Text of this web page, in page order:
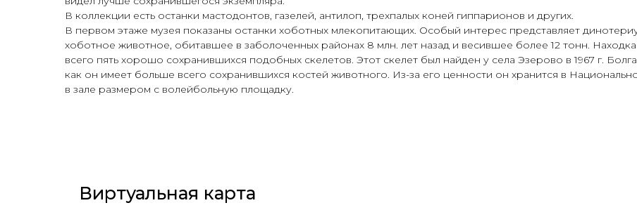
В коллекции есть останки мастодонтов, газелей, антилоп, трехпалых коней гиппарионов и других.
В первом этаже музея показаны останки хоботных млекопитающих. Особый интерес представляет
хоботное животное, обитавшее в заболоченных районах 8 млн. лет назад и весившее более 12 тонн.
всего пять хорошо сохранившихся подобных скелетов. Этот скелет был найден у села Эзерово в 1967 г.
как он имеет больше всего сохранившихся костей животного. Из-за его ценности он хранится в
в зале размером с волейбольную площадку.
Виртуальная карта​